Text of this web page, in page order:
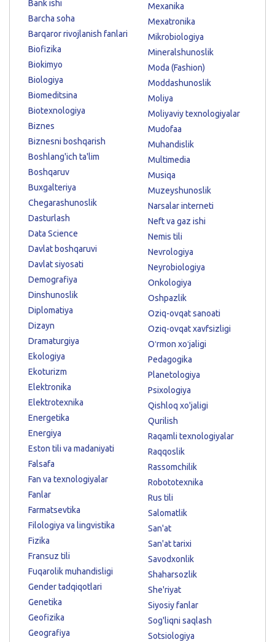
Bank ishi
Barcha soha
Barqaror rivojlanish fanlari
Biofizika
Biokimyo
Biologiya
Biomeditsina
Biotexnologiya
Biznes
Biznesni boshqarish
Boshlang'ich ta'lim
Boshqaruv
Buxgalteriya
Chegarashunoslik
Dasturlash
Data Science
Davlat boshqaruvi
Davlat siyosati
Demografiya
Dinshunoslik
Diplomatiya
Dizayn
Dramaturgiya
Ekologiya
Ekoturizm
Elektronika
Elektrotexnika
Energetika
Energiya
Eston tili va madaniyati
Falsafa
Fan va texnologiyalar
Fanlar
Farmatsevtika
Filologiya va lingvistika
Fizika
Fransuz tili
Fuqarolik muhandisligi
Gender tadqiqotlari
Genetika
Geofizika
Geografiya
Mexanika
Mexatronika
Mikrobiologiya
Mineralshunoslik
Moda (Fashion)
Moddashunoslik
Moliya
Moliyaviy texnologiyalar
Mudofaa
Muhandislik
Multimedia
Musiqa
Muzeyshunoslik
Narsalar interneti
Neft va gaz ishi
Nemis tili
Nevrologiya
Neyrobiologiya
Onkologiya
Oshpazlik
Oziq-ovqat sanoati
Oziq-ovqat xavfsizligi
Oʻrmon xoʻjaligi
Pedagogika
Planetologiya
Psixologiya
Qishloq xo'jaligi
Qurilish
Raqamli texnologiyalar
Raqqoslik
Rassomchilik
Robototexnika
Rus tili
Salomatlik
San'at
San'at tarixi
Savodxonlik
Shaharsozlik
She'riyat
Siyosiy fanlar
Sog'liqni saqlash
Sotsiologiya